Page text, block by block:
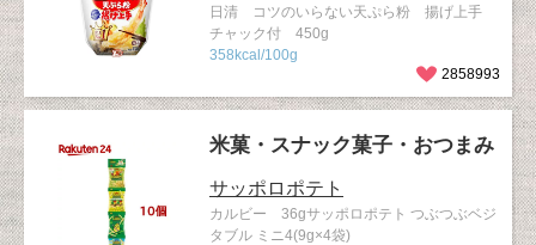
日清 コツのいらない天ぷら粉 揚げ上手
チャック付 450g
358kcal/100g
2858993
米菓・スナック菓子・おつまみ
サッポロポテト
カルビー 36gサッポロポテト つぶつぶベジ
タブル ミニ4(9g×4袋)